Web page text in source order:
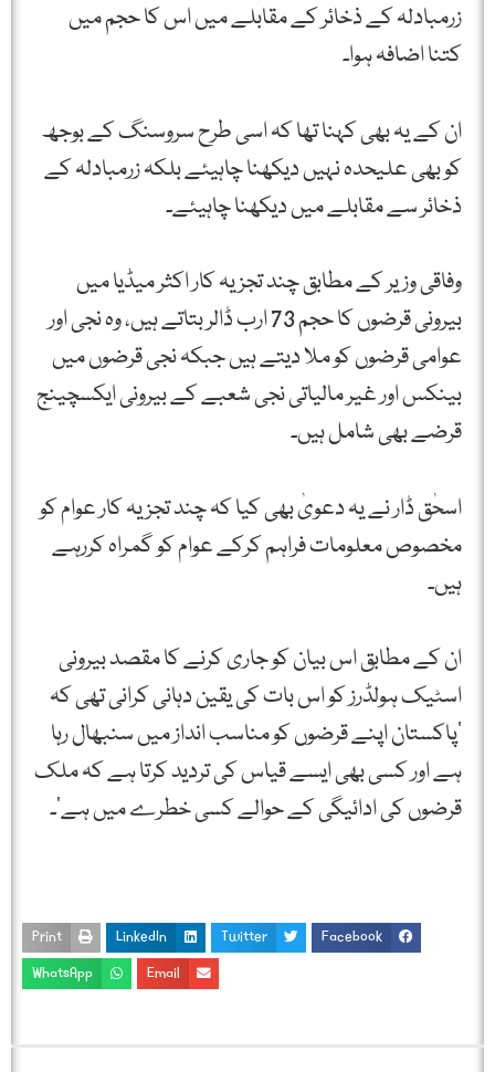
زرمبادلہ کے ذخائر کے مقابلے میں اس کا حجم میں
کتنا اضافہ ہوا۔
ان کے یہ بھی کہنا تھا کہ اسی طرح سروسنگ کے بوجھ
کو بھی علیحدہ نہیں دیکھنا چاہیئے بلکہ زرمبادلہ کے
ذخائر سے مقابلے میں دیکھنا چاہیئے۔
وفاقی وزیر کے مطابق چند تجزیہ کار اکثر میڈیا میں
بیرونی قرضوں کا حجم 73 ارب ڈالر بتاتے ہیں، وہ نجی اور
عوامی قرضوں کو ملا دیتے ہیں جبکہ نجی قرضوں میں
بینکس اور غیر مالیاتی نجی شعبے کے بیرونی ایکسچینج
قرضے بھی شامل ہیں۔
اسحٰق ڈار نے یہ دعویٰ بھی کیا کہ چند تجزیہ کار عوام کو
مخصوص معلومات فراہم کرکے عوام کو گمراہ کررہے
ہیں۔
ان کے مطابق اس بیان کو جاری کرنے کا مقصد بیرونی
اسٹیک ہولڈرز کو اس بات کی یقین دہانی کرانی تھی کہ
‘پاکستان اپنے قرضوں کو مناسب انداز میں سنبھال رہا
ہے اور کسی بھی ایسے قیاس کی تردید کرتا ہے کہ ملک
قرضوں کی ادائیگی کے حوالے کسی خطرے میں ہے’۔
Facebook
Twitter
LinkedIn
Print
Email
WhatsApp